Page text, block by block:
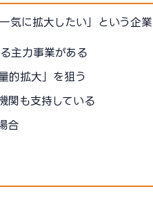
気に拡大したい」という企業
主力事業がある
的拡大」を狙う
関も支持している
合